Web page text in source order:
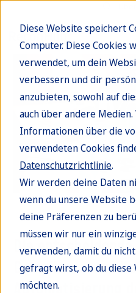
Diese Website speichert
Computer. Diese Cookies
verwendet, um dein
verbessern und dir
anzubieten, sowohl auf
auch über andere
Informationen über die
verwendeten Cookies
Datenschutzrichtlinie.
Wir werden deine Daten
wenn du unsere Website
deine Präferenzen zu
müssen wir nur ein
verwenden, damit du
gefragt wirst, ob du diese
möchten.
Die
Compliance und